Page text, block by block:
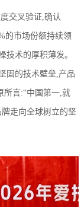
交叉验证,确认
的市场份额持续领
技术的厚积薄发。
固的技术壁垒,产品
所言:“中国第一,就
走向全球树立的坚